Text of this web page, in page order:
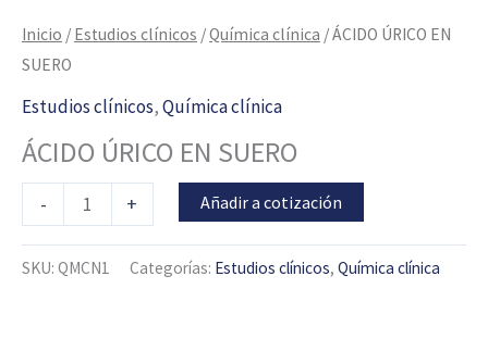
Inicio / Estudios clínicos /Química clínica / ÁCIDO ÚRICO EN
SUERO
Estudios clínicos,Química clínica
ÁCIDO ÚRICO EN SUERO
- + Añadir a cotización
SKU: QMCN1 Categorías: Estudios clínicos, Química clínica